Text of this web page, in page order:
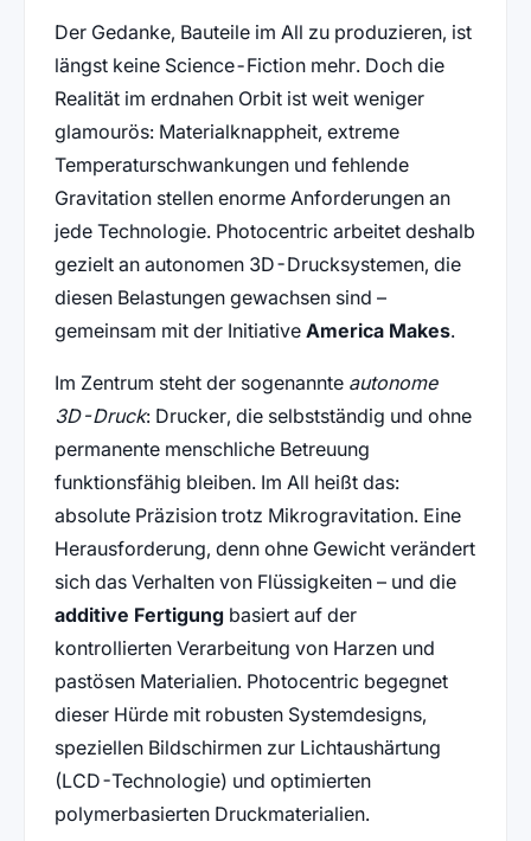
Der Gedanke, Bauteile im All zu produzieren, ist
längst keine Science-Fiction mehr. Doch die
Realität im erdnahen Orbit ist weit weniger
glamourös: Materialknappheit, extreme
Temperaturschwankungen und fehlende
Gravitation stellen enorme Anforderungen an
jede Technologie. Photocentric arbeitet deshalb
gezielt an autonomen 3D-Drucksystemen, die
diesen Belastungen gewachsen sind –
gemeinsam mit der Initiative America Makes.
Im Zentrum steht der sogenannte autonome
3D-Druck: Drucker, die selbstständig und ohne
permanente menschliche Betreuung
funktionsfähig bleiben. Im All heißt das:
absolute Präzision trotz Mikrogravitation. Eine
Herausforderung, denn ohne Gewicht verändert
sich das Verhalten von Flüssigkeiten – und die
additive Fertigungbasiert auf der
kontrollierten Verarbeitung von Harzen und
pastösen Materialien. Photocentric begegnet
dieser Hürde mit robusten Systemdesigns,
speziellen Bildschirmen zur Lichtaushärtung
(LCD-Technologie) und optimierten
polymerbasierten Druckmaterialien.